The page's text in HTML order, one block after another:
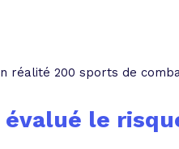
réalité 200 sports de
le